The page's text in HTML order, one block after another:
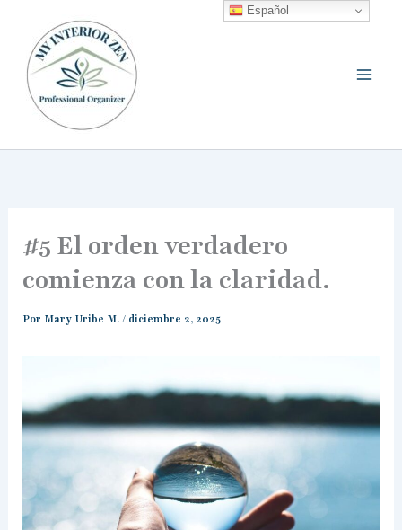
contenido
#5 El orden verdadero
comienza con la claridad.
Por Mary Uribe M./ diciembre 2, 2025
Español